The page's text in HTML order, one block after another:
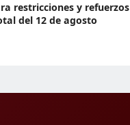
restricciones y refuerzos
del 12 de agosto